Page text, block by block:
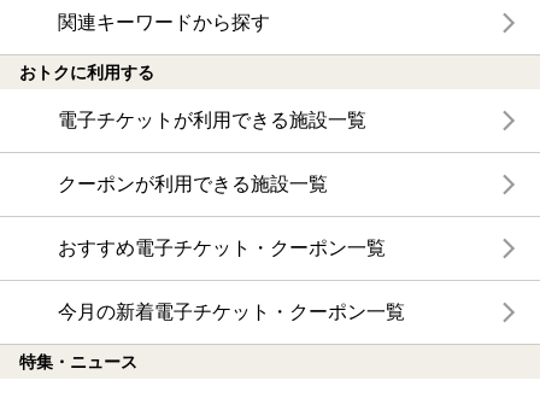
関連キーワードから探す
おトクに利用する
電子チケットが利用できる施設一覧
クーポンが利用できる施設一覧
おすすめ電子チケット・クーポン一覧
今月の新着電子チケット・クーポン一覧
特集・ニュース